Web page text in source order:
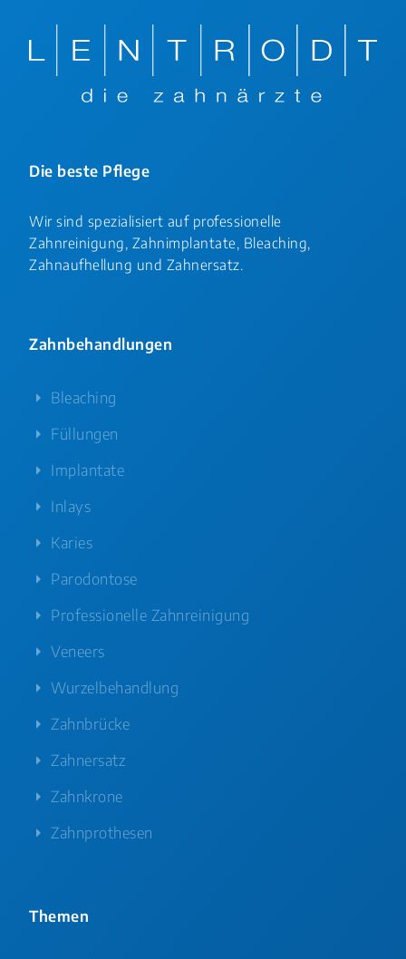
Die beste Pflege
Wir sind spezialisiert auf professionelle
Zahnreinigung, Zahnimplantate, Bleaching,
Zahnaufhellung und Zahnersatz.
Zahnbehandlungen
Bleaching
Füllungen
Implantate
Inlays
Karies
Parodontose
Professionelle Zahnreinigung
Veneers
Wurzelbehandlung
Zahnbrücke
Zahnersatz
Zahnkrone
Zahnprothesen
Themen